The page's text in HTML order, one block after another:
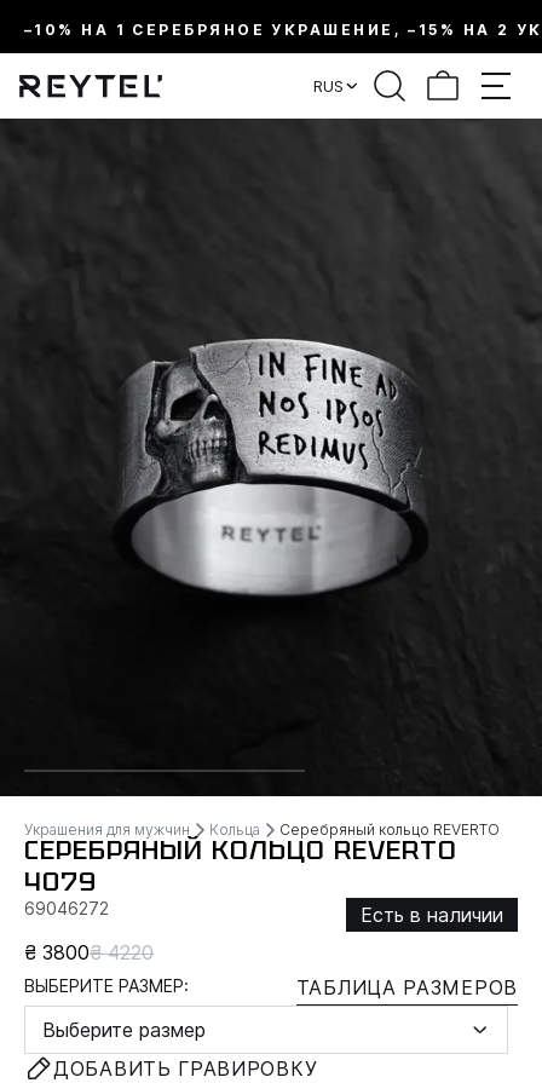
–10% НА 1 СЕРЕБРЯНОЕ УКРАШЕНИЕ, –15% НА 2
RUS
Украшения для мужчин Кольца Серебряный кольцо REVERTO
СЕРЕБРЯНЫЙ КОЛЬЦО REVERTO
4079
69046272
Есть в наличии
₴ 3800₴ 4220
ВЫБЕРИТЕ РАЗМЕР:
ТАБЛИЦА РАЗМЕРОВ
Выберите размер
ДОБАВИТЬ ГРАВИРОВКУ